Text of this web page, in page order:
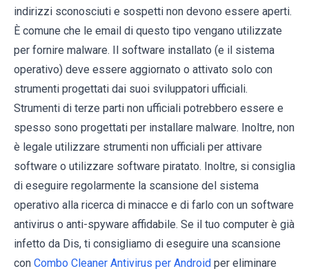
indirizzi sconosciuti e sospetti non devono essere aperti.
È comune che le email di questo tipo vengano utilizzate
per fornire malware. Il software installato (e il sistema
operativo) deve essere aggiornato o attivato solo con
strumenti progettati dai suoi sviluppatori ufficiali.
Strumenti di terze parti non ufficiali potrebbero essere e
spesso sono progettati per installare malware. Inoltre, non
è legale utilizzare strumenti non ufficiali per attivare
software o utilizzare software piratato. Inoltre, si consiglia
di eseguire regolarmente la scansione del sistema
operativo alla ricerca di minacce e di farlo con un software
antivirus o anti-spyware affidabile. Se il tuo computer è già
infetto da Dis, ti consigliamo di eseguire una scansione
con Combo Cleaner Antivirus per Android per eliminare